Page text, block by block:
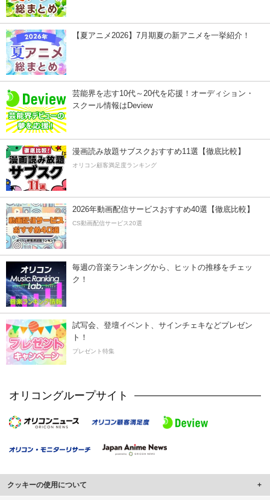
【夏アニメ2026】7月期夏の新アニメを一挙紹介！
芸能界を志す10代～20代を応援！オーディション・
スクール情報はDeview
漫画読み放題サブスクおすすめ11選【徹底比較】
オリコン顧客満足度ランキング
2026年動画配信サービスおすすめ40選【徹底比較】
CS動画配信サービス20選
毎週の音楽ランキングから、ヒットの推移をチェッ
ク！
試写会、登壇イベント、サインチェキなどプレゼン
ト！
プレゼント特集
オリコングループサイト
クッキーの使用について